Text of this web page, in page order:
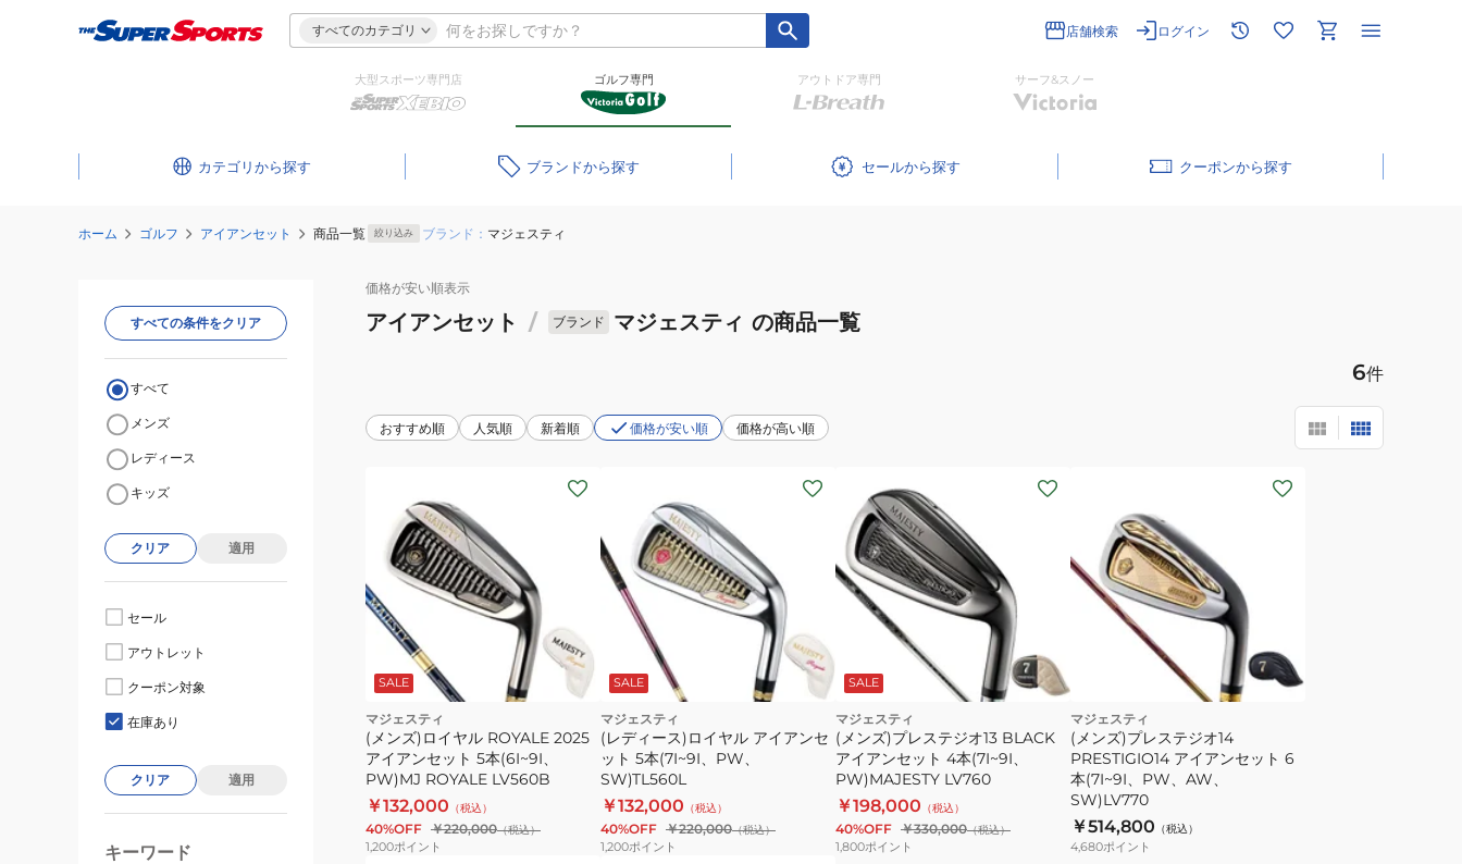
すべてのカテゴリ 店舗検索 ログイン
大型スポーツ専門店 ゴルフ専門 アウトドア専門 サーフ&スノー
カテゴリ ブランド セール クーポン
ホーム ゴルフ アイアンセット 商品一覧 絞り込み ブランド： マジェスティ
価格が安い順表示
アイアンセット / ブランド マジェスティ の商品一覧
6件
おすすめ順 人気順 新着順 価格が安い順 価格が高い順
SALE
マジェスティ
(メンズ)ロイヤル ROYALE 2025
アイアンセット 5本(6I~9I、
PW)MJ ROYALE LV560B
￥132,000 （税込）
40%OFF ￥220,000（税込）
1,200ポイント
SALE
マジェスティ
(レディース)ロイヤル アイアンセ
ット 5本(7I~9I、PW、
SW)TL560L
￥132,000 （税込）
40%OFF ￥220,000（税込）
1,200ポイント
SALE
マジェスティ
(メンズ)プレステジオ13 BLACK
アイアンセット 4本(7I~9I、
PW)MAJESTY LV760
￥198,000 （税込）
40%OFF ￥330,000（税込）
1,800ポイント
マジェスティ
(メンズ)プレステジオ14
PRESTIGIO14 アイアンセット 6
本(7I~9I、PW、AW、
SW)LV770
￥514,800 （税込）
4,680ポイント
すべての条件をクリア
すべて
メンズ
レディース
キッズ
クリア 適用
セール
アウトレット
クーポン対象
在庫あり
クリア 適用
キーワード